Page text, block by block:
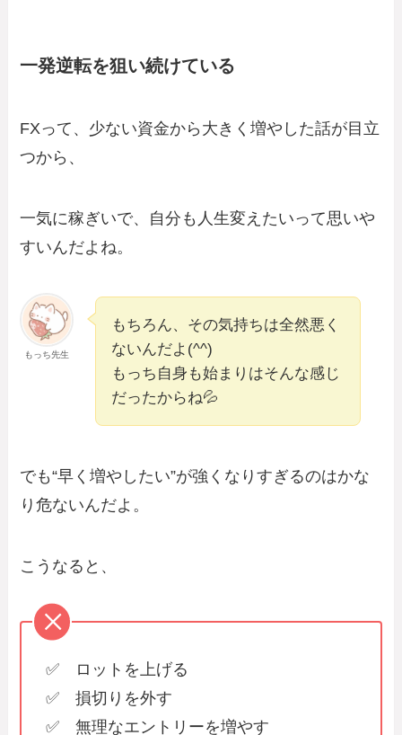
一発逆転を狙い続けている
FXって、少ない資金から大きく増やした話が目立
つから、
一気に稼ぎいで、自分も人生変えたいって思いや
すいんだよね。
もっち先生
もちろん、その気持ちは全然悪く
ないんだよ(^^)
もっち自身も始まりはそんな感じ
だったからね💦
でも“早く増やしたい”が強くなりすぎるのはかな
り危ないんだよ。
こうなると、
✅ ロットを上げる
✅ 損切りを外す
✅ 無理なエントリーを増やす